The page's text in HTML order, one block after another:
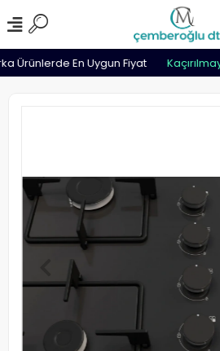
Ürünlerde En Uygun Fiyat